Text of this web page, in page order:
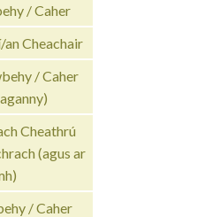
/ Caher
Cheachair
/ Caher
Cheathrú
(agus ar
/ Caher